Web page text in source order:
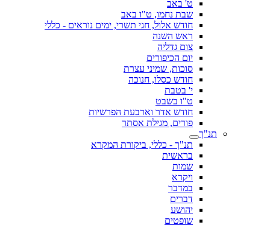
ט' באב
שבת נחמו, ט"ו באב
חודש אלול, חגי תשרי, ימים נוראים - כללי
ראש השנה
צום גדליה
יום הכיפורים
סוכות, שמיני עצרת
חודש כסלו, חנוכה
י' בטבת
ט"ו בשבט
חודש אדר וארבעת הפרשיות
פורים, מגילת אסתר
תנ"ך
תנ"ך - כללי, ביקורת המקרא
בראשית
שמות
ויקרא
במדבר
דברים
יהושע
שופטים